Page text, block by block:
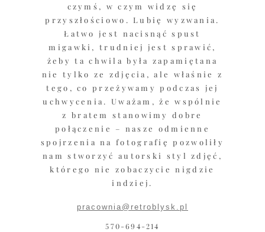
czymś, w czym widzę się
przyszłościowo. Lubię wyzwania.
Łatwo jest nacisnąć spust
migawki, trudniej jest sprawić,
żeby ta chwila była zapamiętana
nie tylko ze zdjęcia, ale właśnie z
tego, co przeżywamy podczas jej
uchwycenia. Uważam, że wspólnie
z bratem stanowimy dobre
połączenie – nasze odmienne
spojrzenia na fotografię pozwoliły
nam stworzyć autorski styl zdjęć,
którego nie zobaczycie nigdzie
indziej.
pracownia@retroblysk.pl
570-694-214